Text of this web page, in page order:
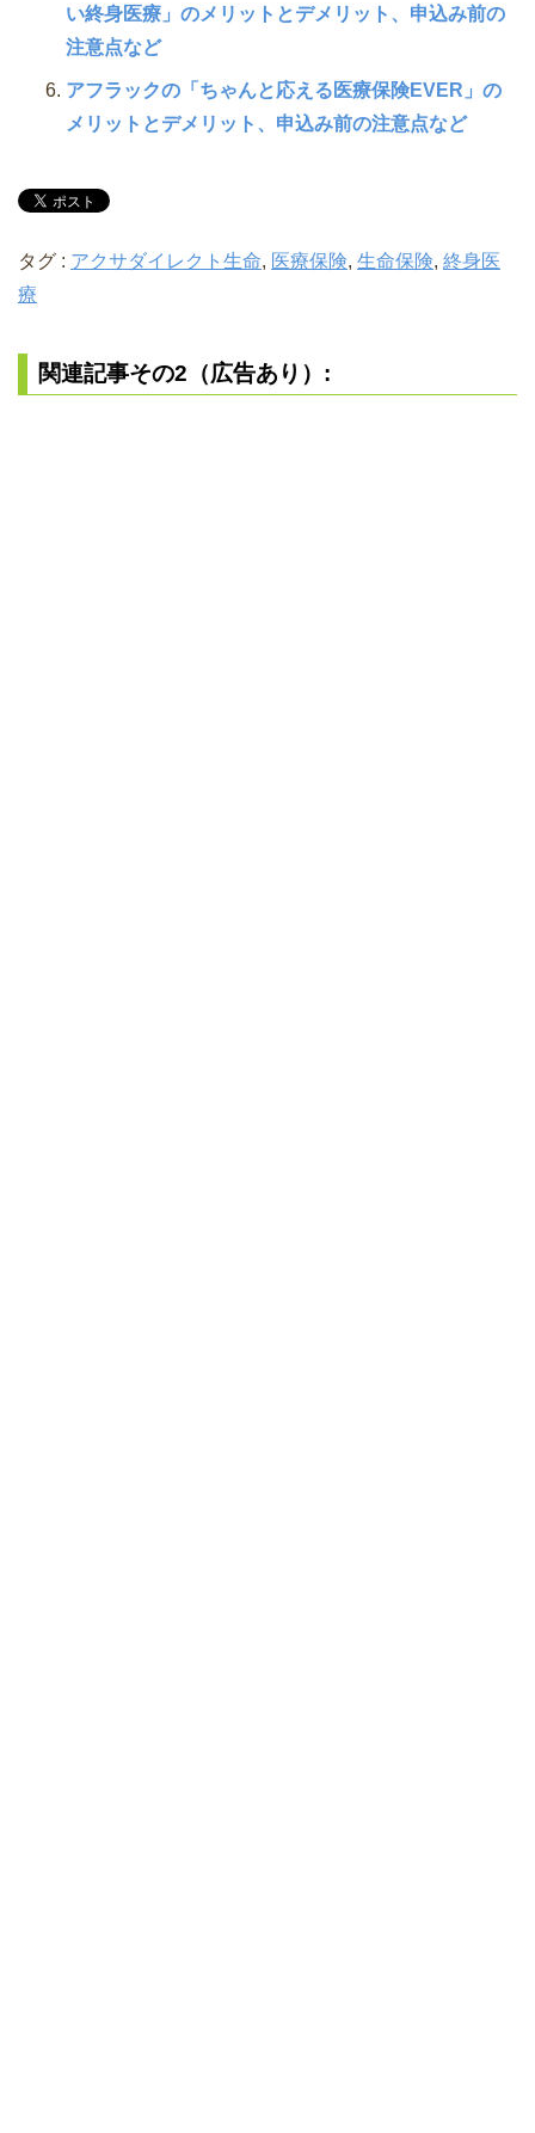
い終身医療」のメリットとデメリット、申込み前の
注意点など
アフラックの「ちゃんと応える医療保険EVER」の
メリットとデメリット、申込み前の注意点など
タグ : アクサダイレクト生命, 医療保険, 生命保険, 終身医
療
関連記事その2（広告あり）: